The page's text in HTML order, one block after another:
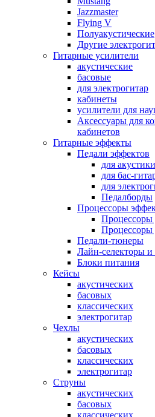
Jazzmaster
Flying V
Полуакустические
Другие
Гитарные усилители
акустические
басовые
для электрогитар
кабинеты
усилители для
Аксессуары для
кабинетов
Гитарные эффекты
Педали эффектов
для акустики
для бас-
для
Педалборды
Процессоры
Процессоры
Процессоры
Педали-тюнеры
Лайн-селекторы
Блоки питания
Кейсы
акустических
басовых
классических
электрогитар
Чехлы
акустических
басовых
классических
электрогитар
Струны
акустических
басовых